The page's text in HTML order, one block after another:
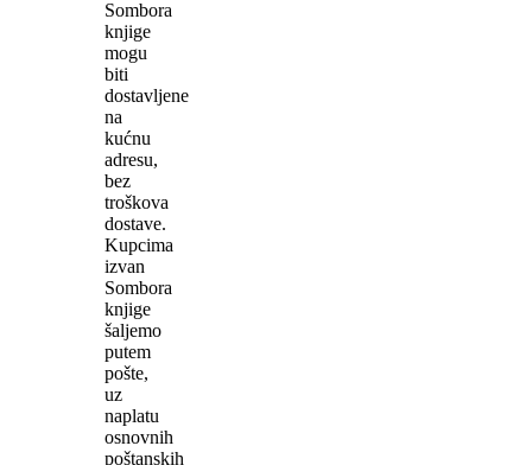
Sombora
knjige
mogu
biti
dostavljene
na
kućnu
adresu,
bez
troškova
dostave.
Kupcima
izvan
Sombora
knjige
šaljemo
putem
pošte,
uz
naplatu
osnovnih
poštanskih